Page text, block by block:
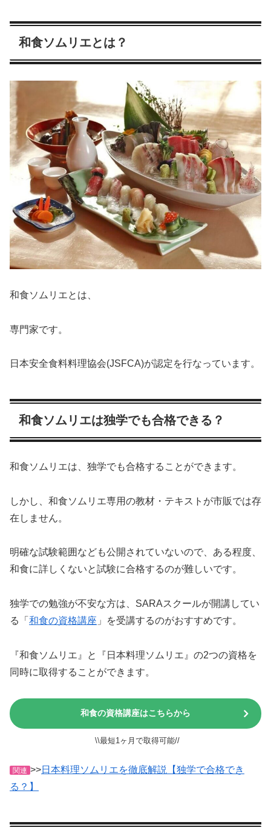
和食ソムリエとは？
和食ソムリエとは、
専門家です。
日本安全食料料理協会(JSFCA)が認定を行なっています。
和食ソムリエは独学でも合格できる？
和食ソムリエは、独学でも合格することができます。
しかし、和食ソムリエ専用の教材・テキストが市販では存
在しません。
明確な試験範囲なども公開されていないので、ある程度、
和食に詳しくないと試験に合格するのが難しいです。
独学での勉強が不安な方は、SARAスクールが開講してい
る「 和食の資格講座 」を受講するのがおすすめです。
『和食ソムリエ』と『日本料理ソムリエ』の2つの資格を
同時に取得することができます。
和食の資格講座はこちらから
\\最短1ヶ月で取得可能//
関連 >>日本料理ソムリエを徹底解説【独学で合格でき
る？】